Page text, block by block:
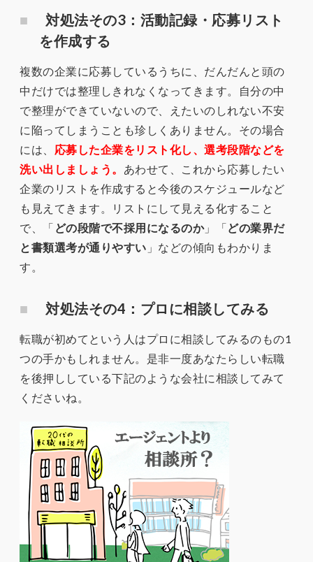
対処法その3：活動記録・応募リスト
を作成する
複数の企業に応募しているうちに、だんだんと頭の
中だけでは整理しきれなくなってきます。自分の中
で整理ができていないので、えたいのしれない不安
に陥ってしまうことも珍しくありません。その場合
には、 応募した企業をリスト化し、選考段階などを
洗い出しましょう。 あわせて、これから応募したい
企業のリストを作成すると今後のスケジュールなど
も見えてきます。リストにして見える化すること
で、「 どの段階で不採用になるのか」「どの業界だ
と書類選考が通りやすい 」などの傾向もわかりま
す。
対処法その4：プロに相談してみる
転職が初めてという人はプロに相談してみるのもの1
つの手かもしれません。是非一度あなたらしい転職
を後押ししている下記のような会社に相談してみて
くださいね。